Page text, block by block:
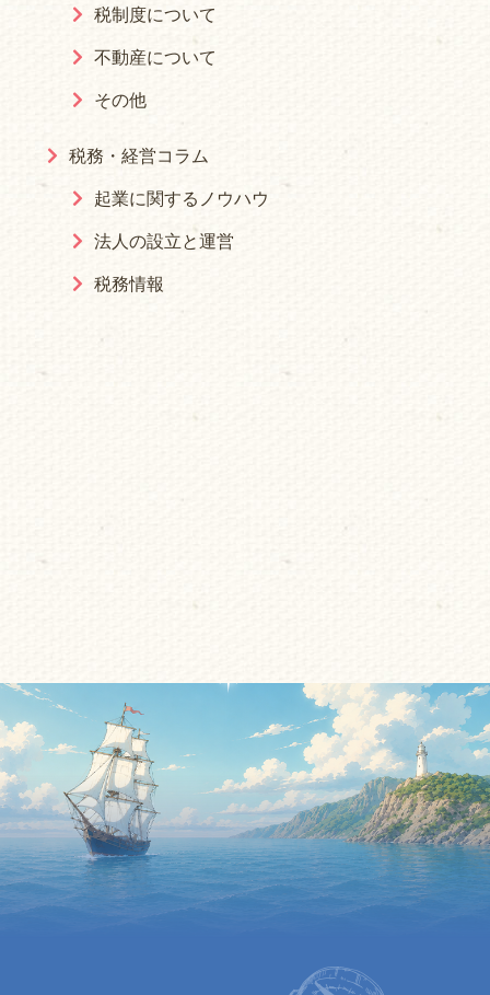
税制度について
不動産について
その他
税務・経営コラム
起業に関するノウハウ
法人の設立と運営
税務情報